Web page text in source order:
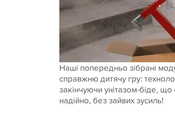
Наші попередньо зібрані
справжню дитячу гру:
закінчуючи унітазом-біде,
надійно, без зайвих зусиль!